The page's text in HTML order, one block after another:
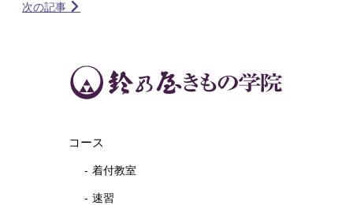
次の記事
コース
着付教室
速習